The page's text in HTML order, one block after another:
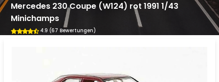
Mercedes 230 Coupe (W124) rot 1991 1/43
Minichamps
4.9 (67 Bewertungen)